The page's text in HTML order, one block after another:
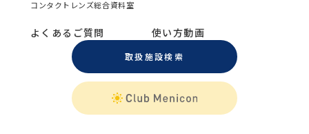
コンタクトレンズ総合資料室
よくあるご質問 使い方動画
取扱施設検索